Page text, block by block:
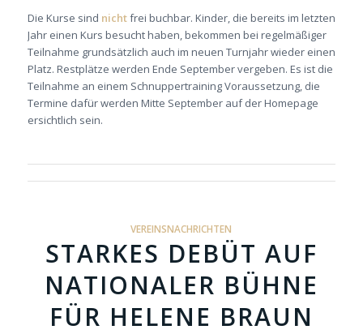
Die Kurse sind nichtfrei buchbar. Kinder, die bereits im letzten
Jahr einen Kurs besucht haben, bekommen bei regelmäßiger
Teilnahme grundsätzlich auch im neuen Turnjahr wieder einen
Platz. Restplätze werden Ende September vergeben. Es ist die
Teilnahme an einem Schnuppertraining Voraussetzung, die
Termine dafür werden Mitte September auf der Homepage
ersichtlich sein.
VEREINSNACHRICHTEN
STARKES DEBÜT AUF
NATIONALER BÜHNE
FÜR HELENE BRAUN